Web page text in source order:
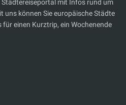
mit Infos rund um
uns können Sie europäische Städte
einen Kurztrip, ein Wochenende